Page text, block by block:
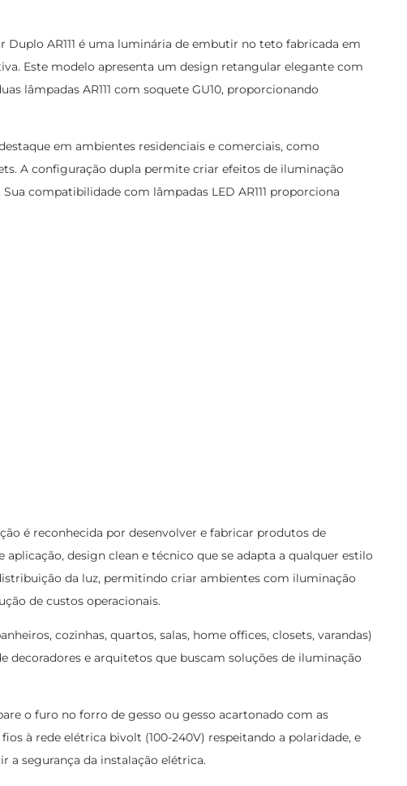
Duplo AR111 é uma luminária de embutir no teto fabricada em
Este modelo apresenta um design retangular elegante com
lâmpadas AR111 com soquete GU10, proporcionando
em ambientes residenciais e comerciais, como
A configuração dupla permite criar efeitos de iluminação
compatibilidade com lâmpadas LED AR111 proporciona
é reconhecida por desenvolver e fabricar produtos de
design clean e técnico que se adapta a qualquer estilo
da luz, permitindo criar ambientes com iluminação
de custos operacionais.
cozinhas, quartos, salas, home offices, closets, varandas)
decoradores e arquitetos que buscam soluções de iluminação
o furo no forro de gesso ou gesso acartonado com as
à rede elétrica bivolt (100-240V) respeitando a polaridade, e
a segurança da instalação elétrica.